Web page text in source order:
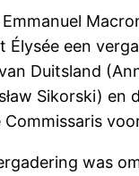
Élysée een
Duitsland
Sikorski)
Commissaris
was